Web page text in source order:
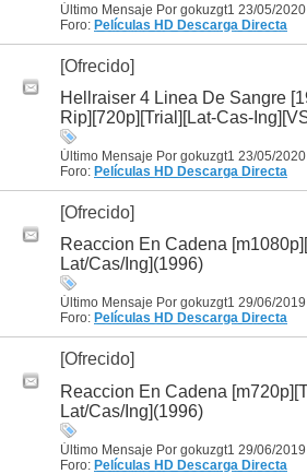
Último Mensaje Por gokuzgt1 23/05/2020
Foro: Películas HD Descarga Directa
[Ofrecido]
Hellraiser 4 Linea De Sangre
Rip][720p][Trial][Lat-Cas-
Último Mensaje Por gokuzgt1 23/05/2020
Foro: Películas HD Descarga Directa
[Ofrecido]
Reaccion En Cadena
Lat/Cas/Ing](1996)
Último Mensaje Por gokuzgt1 29/06/2019
Foro: Películas HD Descarga Directa
[Ofrecido]
Reaccion En Cadena
Lat/Cas/Ing](1996)
Último Mensaje Por gokuzgt1 29/06/2019
Foro: Películas HD Descarga Directa